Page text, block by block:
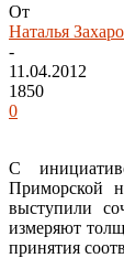
От
Наталья
-
11.04.2012
1850
0
С
Приморской
выступили
измеряют
принятия